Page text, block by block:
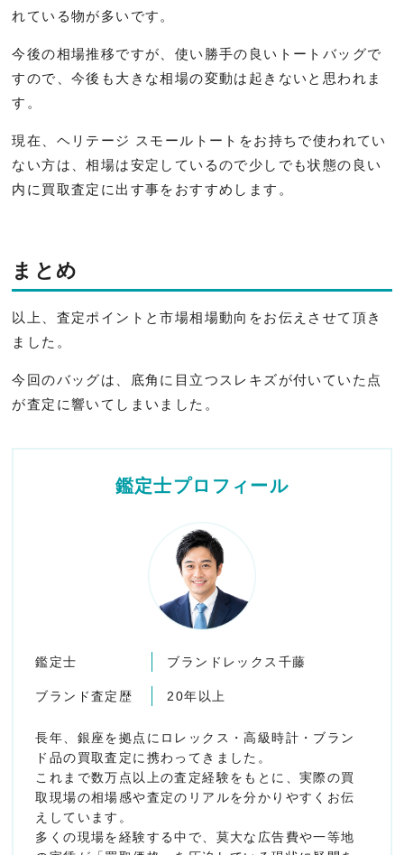
れている物が多いです。
今後の相場推移ですが、使い勝手の良いトートバッグで
すので、今後も大きな相場の変動は起きないと思われま
す。
現在、ヘリテージ スモールトートをお持ちで使われてい
ない方は、相場は安定しているので少しでも状態の良い
内に買取査定に出す事をおすすめします。
まとめ
以上、査定ポイントと市場相場動向をお伝えさせて頂き
ました。
今回のバッグは、底角に目立つスレキズが付いていた点
が査定に響いてしまいました。
鑑定士プロフィール
鑑定士 ブランドレックス千藤
ブランド査定歴 20年以上
長年、銀座を拠点にロレックス・高級時計・ブラン
ド品の買取査定に携わってきました。
これまで数万点以上の査定経験をもとに、実際の買
取現場の相場感や査定のリアルを分かりやすくお伝
えしています。
多くの現場を経験する中で、莫大な広告費や一等地